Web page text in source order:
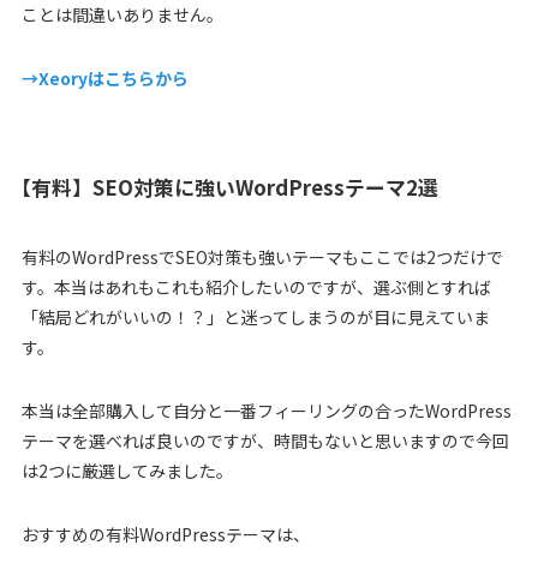
ことは間違いありません。
→Xeoryはこちらから
【有料】SEO対策に強いWordPressテーマ2選
有料のWordPressでSEO対策も強いテーマもここでは2つだけで
す。本当はあれもこれも紹介したいのですが、選ぶ側とすれば
「結局どれがいいの！？」と迷ってしまうのが目に見えていま
す。
本当は全部購入して自分と一番フィーリングの合ったWordPress
テーマを選べれば良いのですが、時間もないと思いますので今回
は2つに厳選してみました。
おすすめの有料WordPressテーマは、